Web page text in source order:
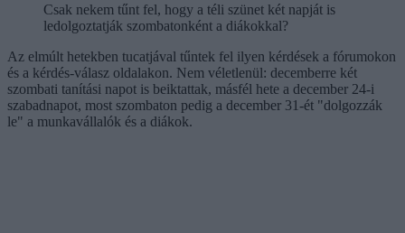
Csak nekem tűnt fel, hogy a téli szünet két napját is
ledolgoztatják szombatonként a diákokkal?
Az elmúlt hetekben tucatjával tűntek fel ilyen kérdések a fórumokon
és a kérdés-válasz oldalakon. Nem véletlenül: decemberre két
szombati tanítási napot is beiktattak, másfél hete a december 24-i
szabadnapot, most szombaton pedig a december 31-ét "dolgozzák
le" a munkavállalók és a diákok.